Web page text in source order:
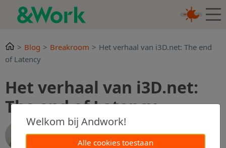
Blog Breakroom
Het verhaal van i3D.net: The end
of Latency
Het verhaal van i3D.net:
The end of Latency
Eva Haarsma
4 oktober 2022
Welkom bij Andwork!
Alle cookies toestaan